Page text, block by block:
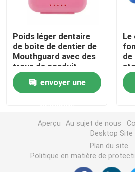
Dispositif d'alignement
Solvant orthodontique de
Articulateurs dentaires de
Kit orthodontique de soin
Poids léger dentaire
de boîte de dentier de
Mouthguard avec des
trous de conduit
envoyer une
Le
de
Aperçu Au sujet de nous
Desktop Site
Plan du site
Politique en matière de